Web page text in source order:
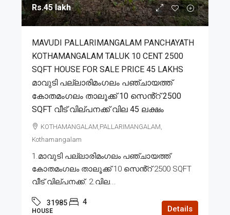
Rs.45 lakh
MAVUDI PALLARIMANGALAM PANCHAYATH
KOTHAMANGALAM TALUK 10 CENT 2500
SQFT HOUSE FOR SALE PRICE 45 LAKHS
മാവുടി പല്ലാരിമംഗലം പഞ്ചായത്ത്
കോതമംഗലം താലൂക്ക് 10 സെൻ്റ് 2500
SQFT വീട് വില്പനക്ക് വില 45 ലക്ഷം
KOTHAMANGALAM,PALLARIMANGALAM,
Kothamangalam
1.മാവുടി പല്ലാരിമംഗലം പഞ്ചായത്ത്
കോതമംഗലം താലൂക്ക് 10 സെൻ്റ് 2500 SQFT
വീട് വില്പനക്ക്. 2.വില...
31985 4
HOUSE Details